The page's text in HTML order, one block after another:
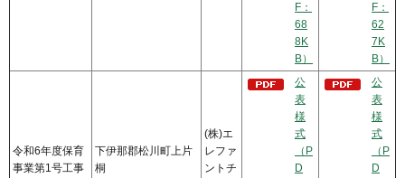
F：
68
8K
B）
F：
62
7K
B）
令和6年度保育
事業第1号工事
下伊那郡松川町上片
桐
(株)エ
レファ
ントチ
公
表
様
式
（P
D
公
表
様
式
（P
D